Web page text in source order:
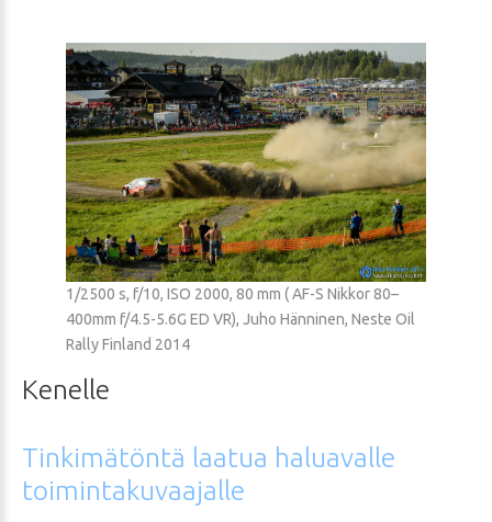
1/2500 s, f/10, ISO 2000, 80 mm ( AF-S Nikkor 80–
400mm f/4.5-5.6G ED VR), Juho Hänninen, Neste Oil
Rally Finland 2014
Kenelle
Tinkimätöntä laatua haluavalle
toimintakuvaajalle